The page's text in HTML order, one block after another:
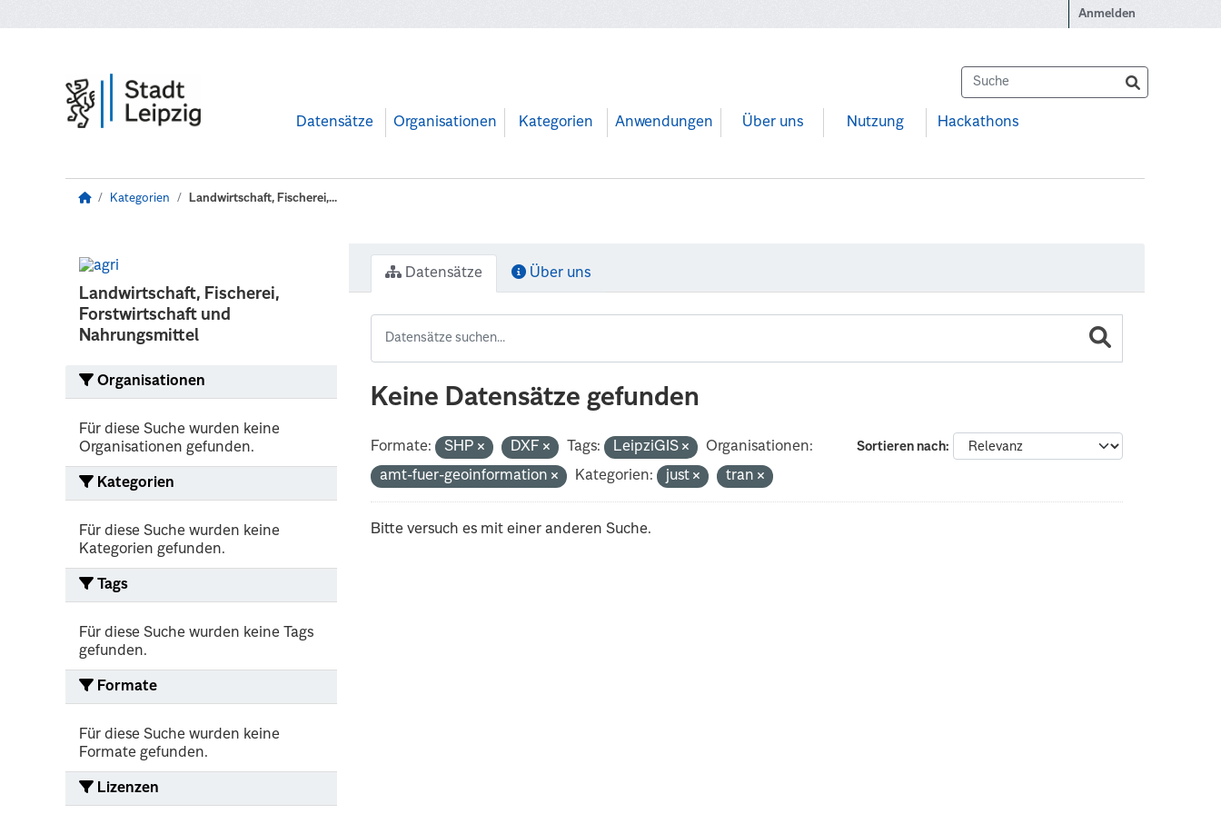
Anmelden
Datensätze Organisationen Kategorien Anwendungen Über uns Nutzung Hackathons
Kategorien Landwirtschaft, Fischerei,...
Landwirtschaft, Fischerei,
Forstwirtschaft und
Nahrungsmittel
Organisationen
Für diese Suche wurden keine
Organisationen gefunden.
Kategorien
Für diese Suche wurden keine
Kategorien gefunden.
Tags
Für diese Suche wurden keine Tags
gefunden.
Formate
Für diese Suche wurden keine
Formate gefunden.
Lizenzen
Datensätze Über uns
Keine Datensätze gefunden
Sortieren nach
Formate: SHP DXF Tags: LeipziGIS
Organisationen:
amt-fuer-geoinformation
Kategorien: just tran
Bitte versuch es mit einer anderen Suche.